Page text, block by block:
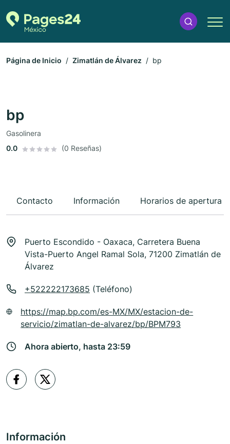
Página de Inicio Zimatlán de Álvarez bp
bp
Gasolinera
0.0
(0 Reseñas)
Contacto Información Horarios de apertura
Puerto Escondido - Oaxaca, Carretera Buena
Vista-Puerto Angel Ramal Sola, 71200 Zimatlán de
Álvarez
+522222173685 (Teléfono)
https://map.bp.com/es-MX/MX/estacion-de-
servicio/zimatlan-de-alvarez/bp/BPM793
Ahora abierto, hasta 23:59
Información